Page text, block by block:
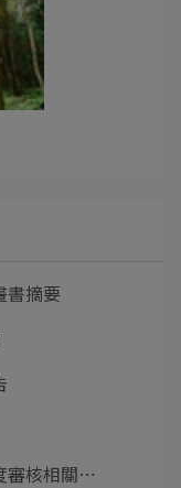
書摘要
審核相關⋯